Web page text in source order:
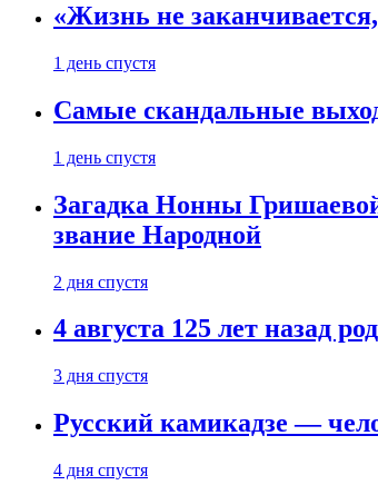
«Жизнь не
1 день спустя
Самые скандальные
1 день спустя
Загадка Нонны
звание Народной
2 дня спустя
4 августа 125 лет назад
3 дня спустя
Русский камикадзе —
4 дня спустя